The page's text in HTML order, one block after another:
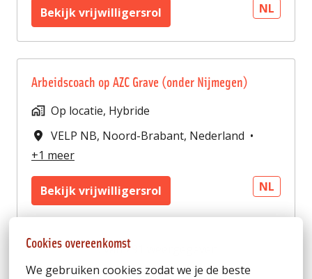
Cookies overeenkomst
We gebruiken cookies zodat we je de beste
Bekijk vrijwilligersrol NL
Arbeidscoach op AZC Grave (onder Nijmegen)
Op locatie, Hybride
VELP NB, Noord-Brabant, Nederland •
+1 meer
Bekijk vrijwilligersrol NL
5 van 291 weergegeven